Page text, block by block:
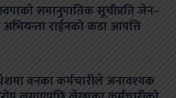
समानुपातिक सूचीप्रति जेन–
राईनको कडा आपत्ति
वनका कर्मचारीले अनावश्यक